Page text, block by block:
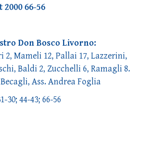
66-56
Don Bosco Livorno:
2, Mameli 12, Pallai 17, Lazzerini,
Baldi 2, Zucchelli 6, Ramagli 8.
Ass. Andrea Foglia
30; 44-43; 66-56